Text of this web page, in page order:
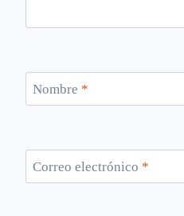
Nombre *
Correo electrónico *